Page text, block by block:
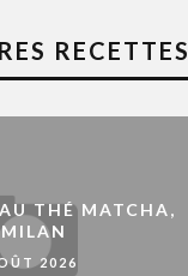
RECETTES
THÉ MATCHA,
2026